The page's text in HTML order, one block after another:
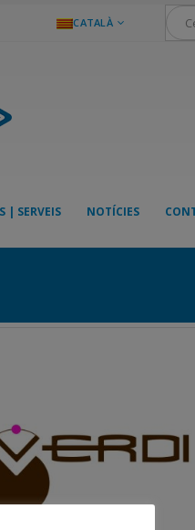
CATALÀ
| SERVEIS NOTÍCIES